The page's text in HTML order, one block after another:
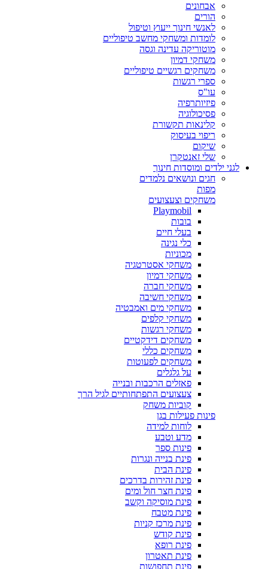
אבחונים
הורים
לאנשי חינוך ייעוץ וטיפול
לומדות ומשחקי מחשב טיפוליים
מוטוריקה עדינה וגסה
משחקי דמיון
משחקים רגשיים טיפוליים
ספרי רגשות
עו"ס
פיזיותרפיה
פסיכולוגיה
קלינאות תקשורת
ריפוי בעיסוק
שיקום
שלי זאנטקרן
לגני ילדים ומוסדות חינוך
חגים ונושאים נלמדים
מפות
משחקים וצעצועים
Playmobil
בובות
בעלי חיים
כלי נגינה
מכוניות
משחקי אסטרטגיה
משחקי דמיון
משחקי חברה
משחקי חשיבה
משחקי מים ואמבטיה
משחקי קלפים
משחקי רגשות
משחקים דידקטיים
משחקים כללי
משחקים לפעוטות
על גלגלים
פאזלים הרכבות ובנייה
צעצועים התפתחותיים לגיל הרך
קוביות משחק
פינות פעילות בגן
לוחות למידה
מדע וטבע
פינות ספר
פינת בנייה ונגרות
פינת הבית
פינת זהירות בדרכים
פינת חצר חול ומים
פינת מוסיקה וקשב
פינת מטבח
פינת מרכז קניות
פינת קודש
פינת רופא
פינת תאטרון
פינת תחפושות